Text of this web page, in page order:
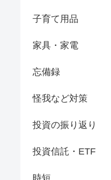
子育て用品
家具・家電
忘備録
怪我など対策
投資の振り返り
投資信託・ETF